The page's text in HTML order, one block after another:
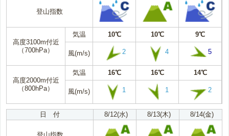
登山指数
高度3100m付近
（700hPa）
気温 10℃ 10℃ 9℃
風(m/s) 2 4 5
高度2000m付近
（800hPa）
気温 16℃ 16℃ 14℃
風(m/s) 1 1 2
日 付 8/12(水) 8/13(木) 8/14(金)